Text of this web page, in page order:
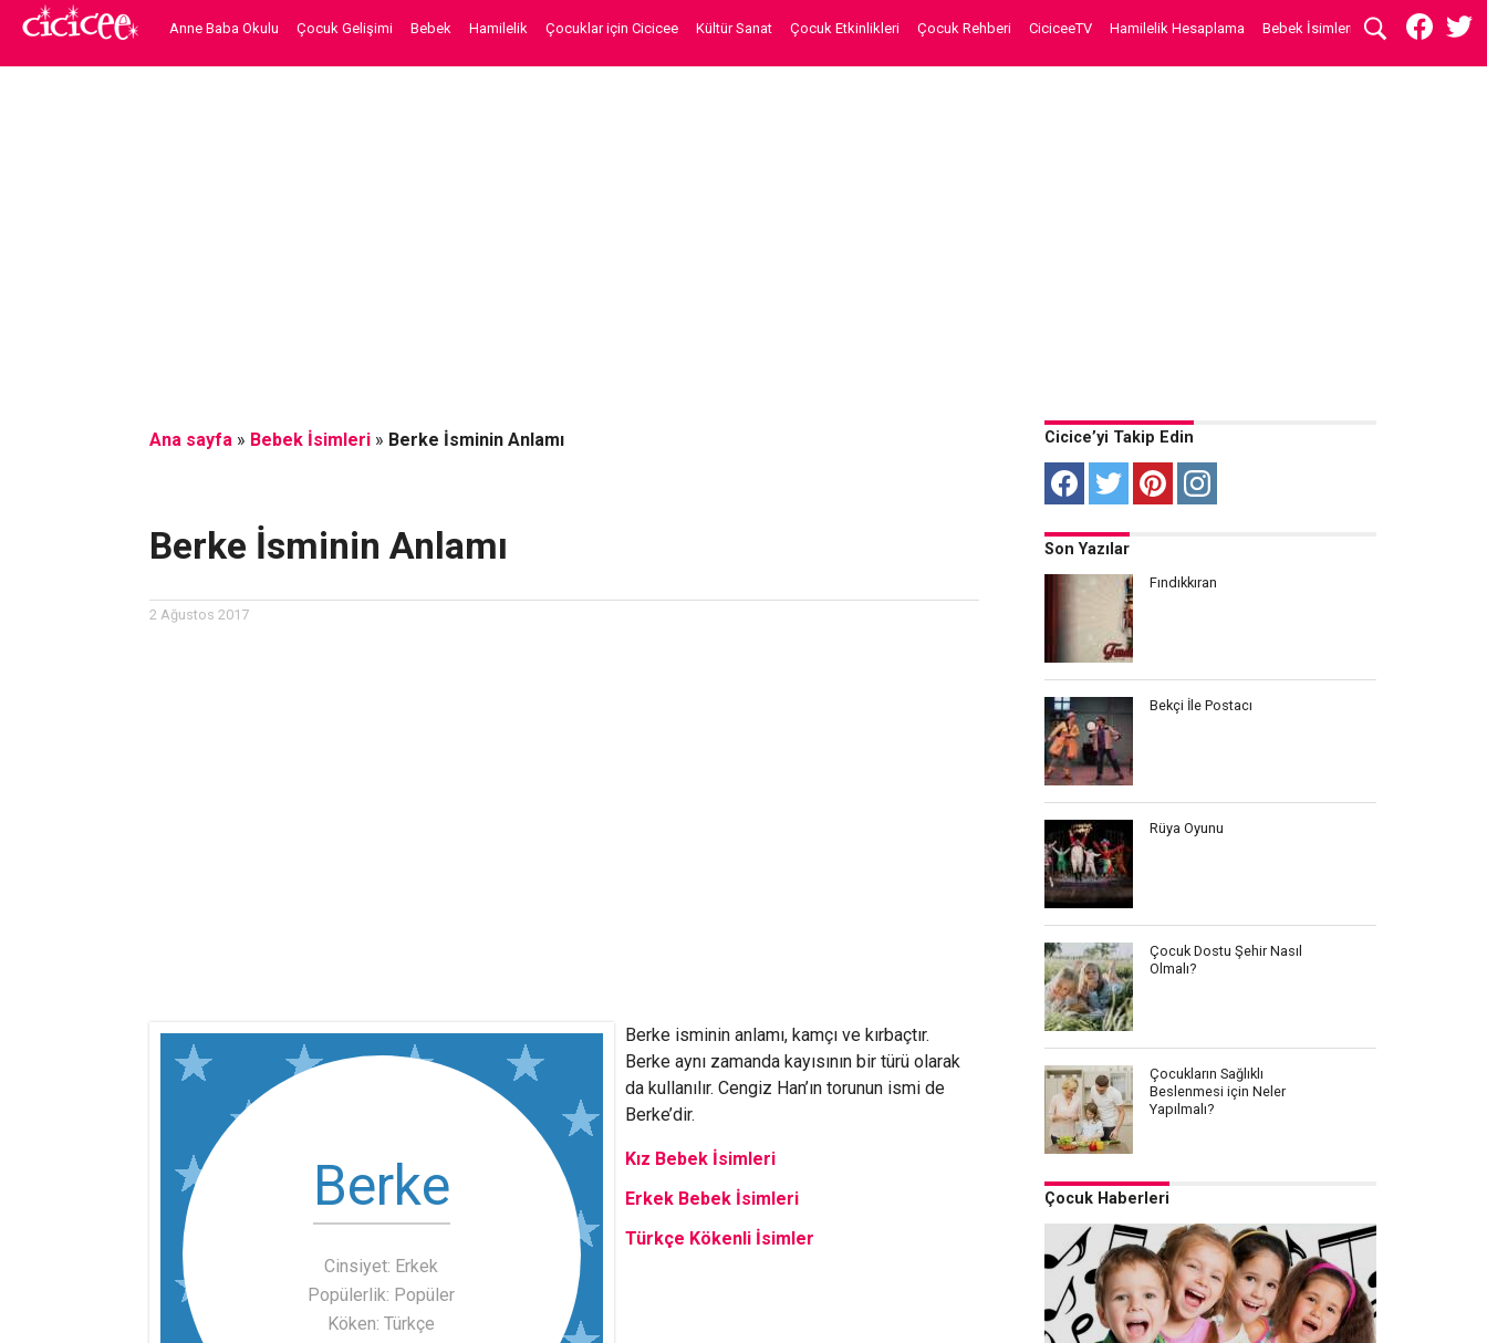
Anne Baba Okulu Çocuk Gelişimi Bebek Hamilelik Çocuklar için Cicicee Kültür Sanat Çocuk Etkinlikleri Çocuk Rehberi CiciceeTV Hamilelik Hesaplama Bebek İsimleri
Ana sayfa» Bebek İsimleri» Berke İsminin Anlamı
Berke İsminin Anlamı
2 Ağustos 2017
Berke
Cinsiyet: Erkek
Popülerlik: Popüler
Köken: Türkçe
Berke isminin anlamı, kamçı ve kırbaçtır.
Berke aynı zamanda kayısının bir türü olarak
da kullanılır. Cengiz Han’ın torunun ismi de
Berke’dir.
Kız Bebek İsimleri
Erkek Bebek İsimleri
Türkçe Kökenli İsimler
Cicice’yi Takip Edin
Son Yazılar
Fındıkkıran
Bekçi İle Postacı
Rüya Oyunu
Çocuk Dostu Şehir Nasıl
Olmalı?
Çocukların Sağlıklı
Beslenmesi için Neler
Yapılmalı?
Çocuk Haberleri